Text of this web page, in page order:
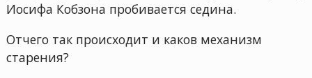
Иосифа Кобзона пробивается седина.
Отчего так происходит и каков механизм
старения?